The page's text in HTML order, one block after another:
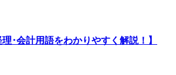
･会計用語をわかりやすく解説！】